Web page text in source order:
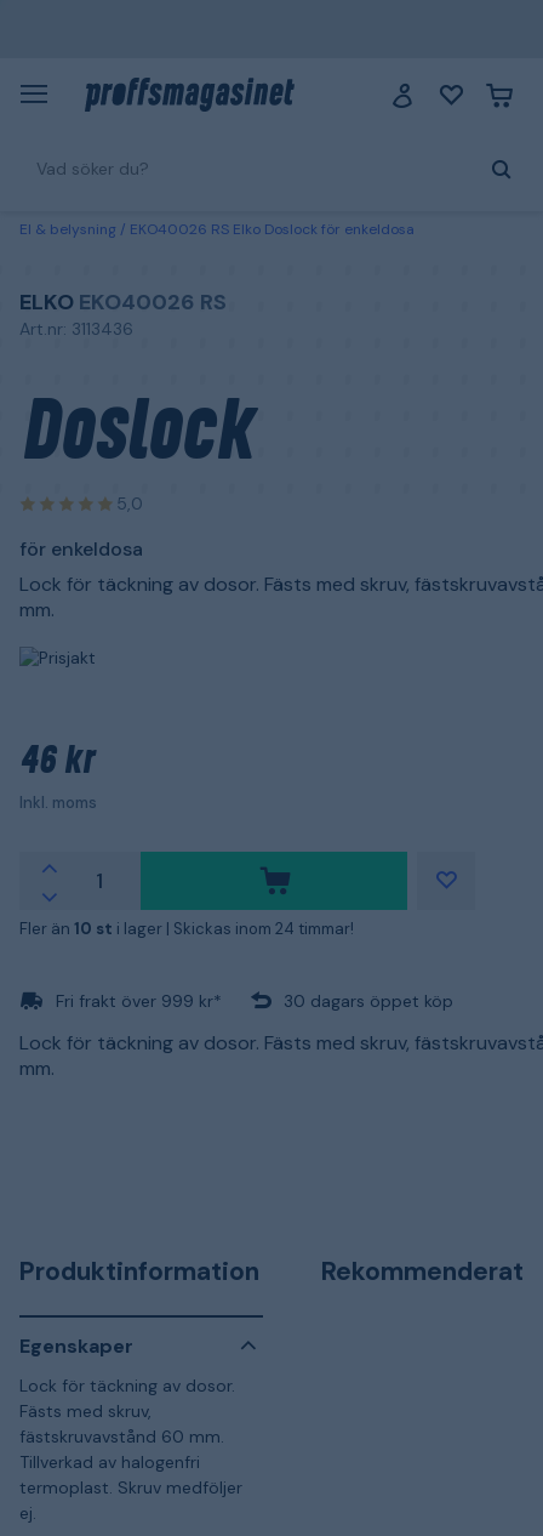
El & belysning EKO40026 RS Elko Doslock för enkeldosa
ELKO EKO40026 RS
Art.nr: 3113436
Doslock
5,0
för enkeldosa
Lock för täckning av dosor. Fästs med skruv,
mm.
46 kr
Inkl. moms
Fler än 10 st i lager | Skickas inom 24 timmar!
Fri frakt över 999 kr* 30 dagars öppet köp
Lock för täckning av dosor. Fästs med skruv,
mm.
Produktinformation
Egenskaper
Lock för täckning av dosor.
Fästs med skruv,
fästskruvavstånd 60 mm.
Tillverkad av halogenfri
termoplast. Skruv medföljer
ej.
Rekommenderat